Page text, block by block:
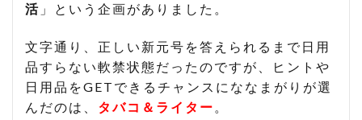
活 」という企画がありました。
文字通り、正しい新元号を答えられるまで日用
品すらない軟禁状態だったのですが、ヒントや
日用品をGETできるチャンスにななまがりが選
んだのは、 タバコ＆ライター 。